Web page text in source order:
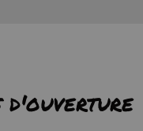
d'ouverture